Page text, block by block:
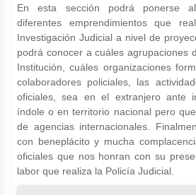
En esta sección podrá ponerse
diferentes emprendimientos que
Investigación Judicial a nivel de
podrá conocer a cuáles agrupaciones
Institución, cuáles organizaciones
colaboradores policiales, las
oficiales, sea en el extranjero ante
índole o en territorio nacional pero
de agencias internacionales.
con beneplácito y mucha
oficiales que nos honran con su
labor que realiza la Policía Judicial.